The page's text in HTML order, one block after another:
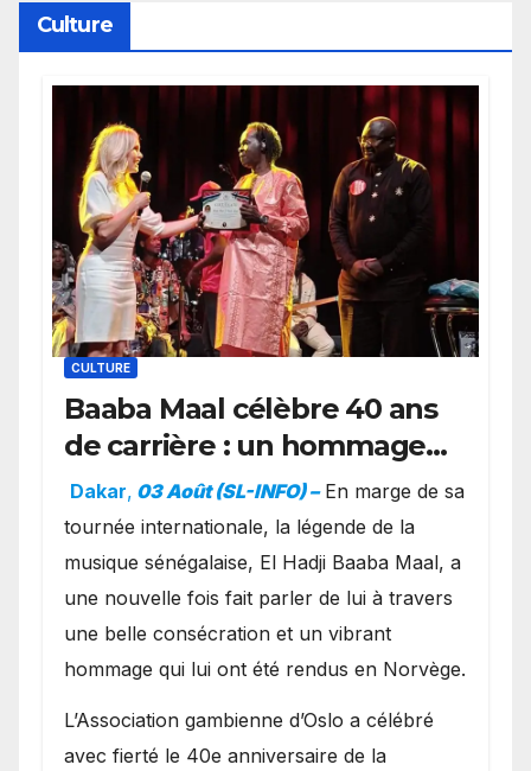
Culture
CULTURE
Baaba Maal célèbre 40 ans
de carrière : un hommage
exceptionnel à Oslo en
présence de la famille
royale.
Dakar, 03 Août (SL-INFO) – ​En marge de sa
tournée internationale, la légende de la
musique sénégalaise, El Hadji Baaba Maal, a
une nouvelle fois fait parler de lui à travers
une belle consécration et un vibrant
hommage qui lui ont été rendus en Norvège.
​L’Association gambienne d’Oslo a célébré
avec fierté le 40e anniversaire de la